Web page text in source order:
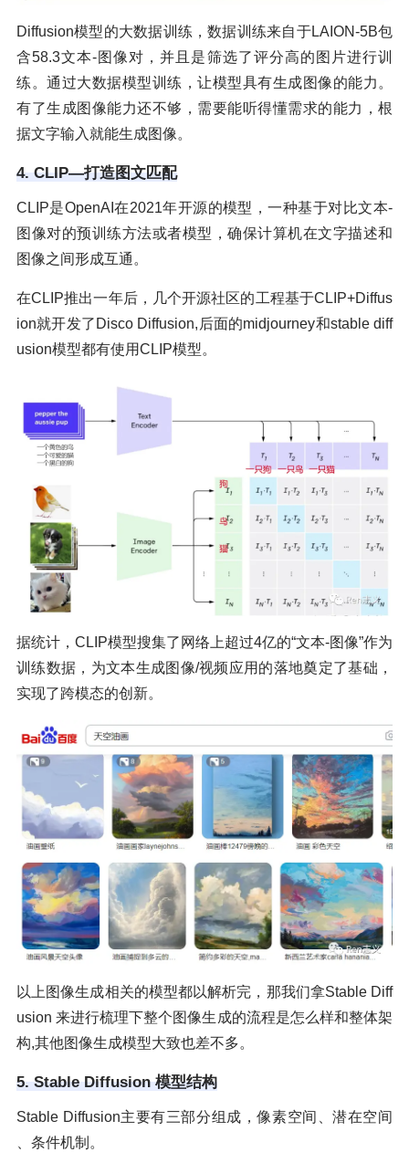
Diffusion模型的大数据训练，数据训练来自于LAION-5B包
含58.3文本-图像对，并且是筛选了评分高的图片进行训
练。通过大数据模型训练，让模型具有生成图像的能力。
有了生成图像能力还不够，需要能听得懂需求的能力，根
据文字输入就能生成图像。
4. CLIP—打造图文匹配
CLIP是OpenAI在2021年开源的模型，一种基于对比文本-
图像对的预训练方法或者模型，确保计算机在文字描述和
图像之间形成互通。
在CLIP推出一年后，几个开源社区的工程基于CLIP+Diffus
ion就开发了Disco Diffusion,后面的midjourney和stable diff
usion模型都有使用CLIP模型。
据统计，CLIP模型搜集了网络上超过4亿的“文本-图像”作为
训练数据，为文本生成图像/视频应用的落地奠定了基础，
实现了跨模态的创新。
以上图像生成相关的模型都以解析完，那我们拿Stable Diff
usion 来进行梳理下整个图像生成的流程是怎么样和整体架
构,其他图像生成模型大致也差不多。
5. Stable Diffusion 模型结构
Stable Diffusion主要有三部分组成，像素空间、潜在空间
、条件机制。